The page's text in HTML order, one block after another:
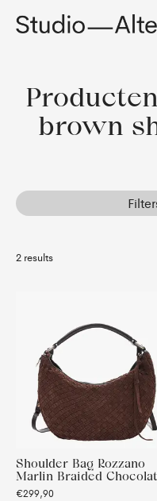
brown
2 results
Shoulder Bag Rozzano
Marlin Braided
€299,90